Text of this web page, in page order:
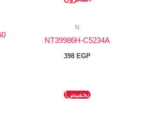
N
NT39986H-C5234A
398 EGP
تخفيض!
السعر